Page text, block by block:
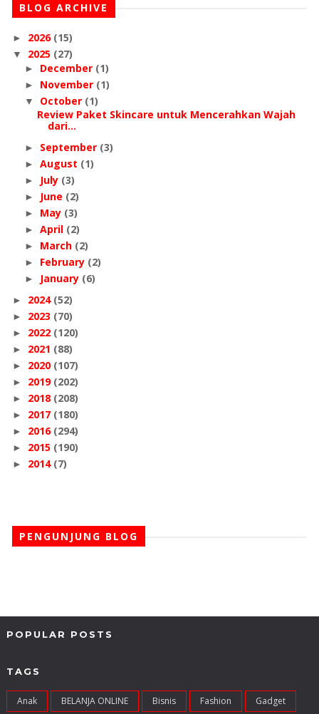
BLOG ARCHIVE
► 2026 (15)
▼ 2025 (27)
► December (1)
► November (1)
▼ October (1)
Review Paket Skincare untuk Mencerahkan Wajah
dari...
► September (3)
► August (1)
► July (3)
► June (2)
► May (3)
► April (2)
► March (2)
► February (2)
► January (6)
► 2024 (52)
► 2023 (70)
► 2022 (120)
► 2021 (88)
► 2020 (107)
► 2019 (202)
► 2018 (208)
► 2017 (180)
► 2016 (294)
► 2015 (190)
► 2014 (7)
PENGUNJUNG BLOG
POPULAR POSTS
TAGS
Anak BELANJA ONLINE Bisnis Fashion Gadget